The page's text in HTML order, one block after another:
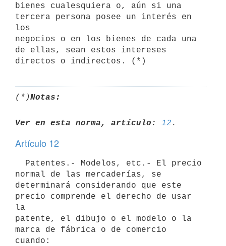
bienes cualesquiera o, aún si una
tercera persona posee un interés en
los
negocios o en los bienes de cada una
de ellas, sean estos intereses
(*)Notas:
Ver en esta norma, artículo: 12
Artículo 12
normal de las mercaderías, se
determinará considerando que este
precio comprende el derecho de usar
la
patente, el dibujo o el modelo o la
marca de fábrica o de comercio
cuando: